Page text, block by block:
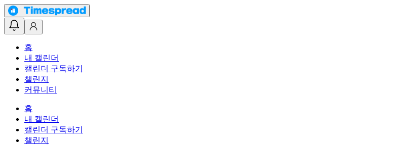
홈
내 캘린더
캘린더 구독하기
챌린지
커뮤니티
홈
내 캘린더
캘린더 구독하기
챌린지